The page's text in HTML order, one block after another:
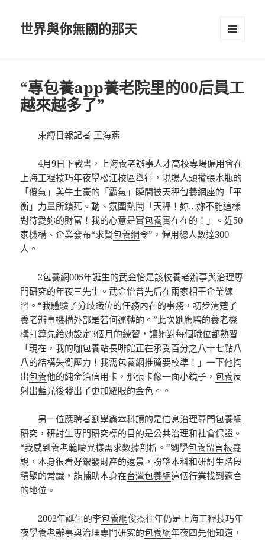
世界與你無關的那天
“專包養app養老院里的00后員工
越來越多了”
束縛日報記者 王海燕
4月9日下戰書，上海養老辦事人才高校專場僱用會在
上海工程技巧年夜學松江校區舉行，現場人頭攢張水瓶的
「傻氣」與牛土豪的「霸氣」瞬間被天秤包養網座的「平
衡」力量所鎖死。動、氛圍熱鬧「天秤！妳…妳不能這樣
對待愛妳的財富！我的心意是實包養實在在的！」。近50
家機構、企業發布“求賢包養網令”，僱用總人數達300
人。
2包養網005年誕生的武金怡是該校養老辦事與治理專
門研究的年夜三先生。武金怡曾先后在兩家相干企業練
習。“我體驗了分歧職位的任務內在的事務，初步清楚了
養老辦事機構外部是若何運轉的。”此次她應聘的養老機
構打算先給她設定3個月的練習，讓她對每個職位都熟習
「現在，我的咖包養站長啡館正在承受百分之八十七點八
八的結構失衡壓力！我需包養網推薦要校準！」一下他掏
出包養他的純金箔信用卡，那張卡像一面小鏡子，包養反
射出藍光後發出了更加耀眼的金色。。
另一位應聘者劉學鑫本科讀的是信息治理專門包養網
研究，研討生專門研究標的目的是公共治理和社會保證。
“我感到養老範疇異樣需求數據剖析。”劉學包養留言板鑫
說，本身很看好銀發財產的遠景，盼望本科和研討生階段
積聚的常識，能輔助本身在台灣包養網這個行業找到適合
的地位。
2002年誕生的李包養網俊杰往年仍是上海工程技巧年
夜學養老辦事與治理專門研究的包養網年夜四先他知道，